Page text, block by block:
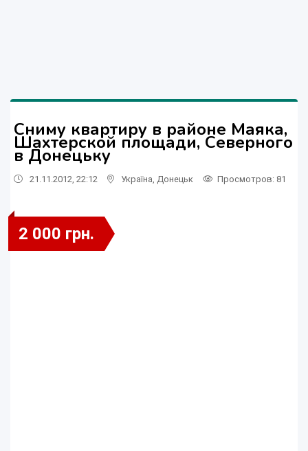
Сниму квартиру в районе Маяка,
Шахтерской площади, Северного
в Донецьку
21.11.2012, 22:12 Україна Донецьк Просмотров: 81
2 000 грн.